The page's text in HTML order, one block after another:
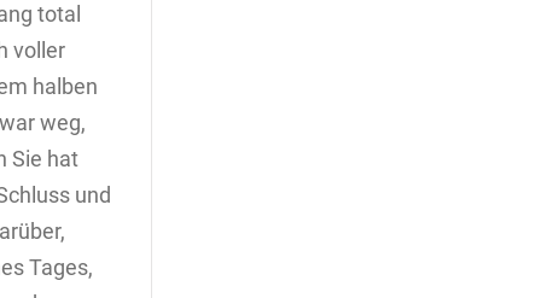
total
voller
halben
weg,
Sie hat
und
Tages,